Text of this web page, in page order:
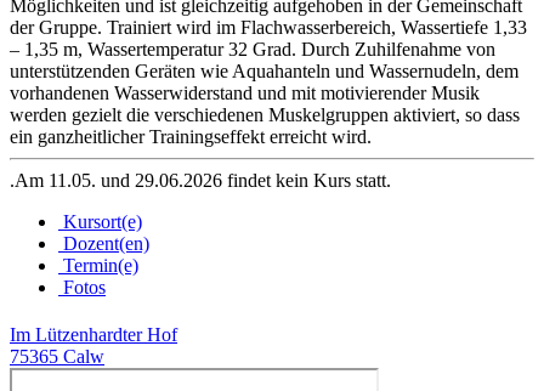
Möglichkeiten und ist gleichzeitig aufgehoben in der Gemeinschaft
der Gruppe. Trainiert wird im Flachwasserbereich, Wassertiefe 1,33
– 1,35 m, Wassertemperatur 32 Grad. Durch Zuhilfenahme von
unterstützenden Geräten wie Aquahanteln und Wassernudeln, dem
vorhandenen Wasserwiderstand und mit motivierender Musik
werden gezielt die verschiedenen Muskelgruppen aktiviert, so dass
ein ganzheitlicher Trainingseffekt erreicht wird.
.Am 11.05. und 29.06.2026 findet kein Kurs statt.
Kursort(e)
Dozent(en)
Termin(e)
Fotos
Im Lützenhardter Hof
75365 Calw